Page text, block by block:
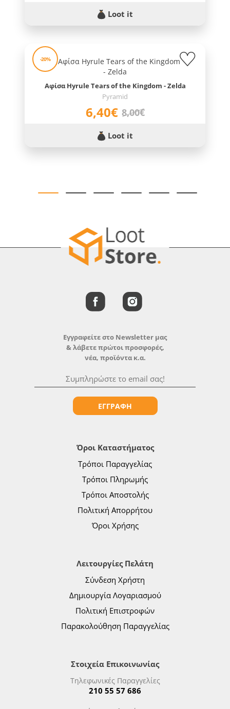
Loot it
-20%
Αφίσα Hyrule Tears of the Kingdom - Zelda
Pyramid
6,40€ 8,00€
Loot it
Όροι Καταστήματος
Τρόποι Παραγγελίας
Τρόποι Πληρωμής
Τρόποι Αποστολής
Πολιτική Απορρήτου
Όροι Χρήσης
Λειτουργίες Πελάτη
Σύνδεση Χρήστη
Δημιουργία Λογαριασμού
Πολιτική Επιστροφών
Παρακολούθηση Παραγγελίας
Στοιχεία Επικοινωνίας
Τηλεφωνικές Παραγγελίες
210 55 57 686
Εγγραφείτε στο Newsletter μας
& λάβετε πρώτοι προσφορές,
νέα, προϊόντα κ.α.
ΕΓΓΡΑΦΗ